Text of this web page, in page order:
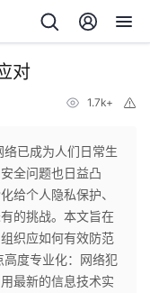
对
1.7k+
络已成为人们日常生
全问题也日益凸
给个人隐私保护、
的挑战。本文旨在
织应如何有效防范
度专业化：网络犯
最新的信息技术实